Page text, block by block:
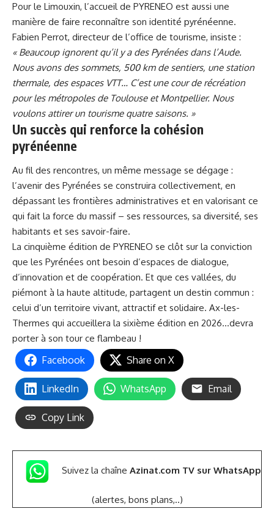
Pour le Limouxin, l’accueil de PYRENEO est aussi une
manière de faire reconnaître son identité pyrénéenne.
Fabien Perrot, directeur de l’office de tourisme, insiste :
« Beaucoup ignorent qu’il y a des Pyrénées dans l’Aude.
Nous avons des sommets, 500 km de sentiers, une station
thermale, des espaces VTT… C’est une cour de récréation
pour les métropoles de Toulouse et Montpellier. Nous
voulons attirer un tourisme quatre saisons. »
Un succès qui renforce la cohésion
pyrénéenne
Au fil des rencontres, un même message se dégage :
l’avenir des Pyrénées se construira collectivement, en
dépassant les frontières administratives et en valorisant ce
qui fait la force du massif – ses ressources, sa diversité, ses
habitants et ses savoir-faire.
La cinquième édition de PYRENEO se clôt sur la conviction
que les Pyrénées ont besoin d’espaces de dialogue,
d’innovation et de coopération. Et que ces vallées, du
piémont à la haute altitude, partagent un destin commun :
celui d’un territoire vivant, attractif et solidaire. Ax-les-
Thermes qui accueillera la sixième édition en 2026…devra
porter à son tour ce flambeau !
Facebook Share on X
LinkedIn WhatsApp Email
Copy Link
Suivez la chaîne Azinat.com TV sur WhatsApp
(alertes, bons plans,..)